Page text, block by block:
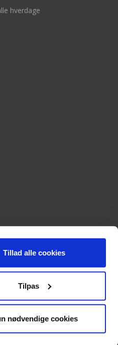
Tillad alle cookies
Tilpas
nødvendige cookies
hverdage